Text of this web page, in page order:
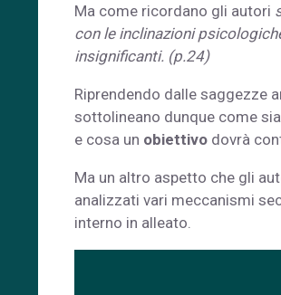
Ma come ricordano gli autori
con le inclinazioni
insignificanti. (p.24)
Riprendendo dalle saggezze
sottolineano dunque come
e cosa un obiettivo dovrà
Ma un altro aspetto che gli
analizzati vari meccanismi
interno in alleato.